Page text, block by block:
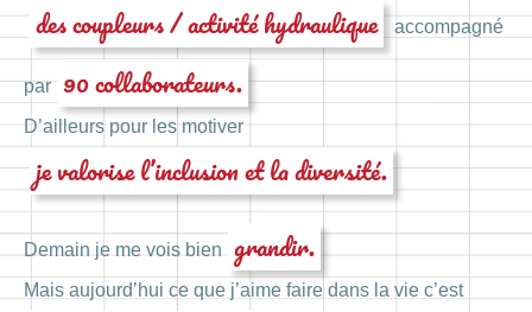
des coupleurs / activité hydraulique accompagné
par 90 collaborateurs.
D’ailleurs pour les motiver
je valorise l’inclusion et la diversité.
Demain je me vois bien grandir.
Mais aujourd’hui ce que j’aime faire dans la vie c’est